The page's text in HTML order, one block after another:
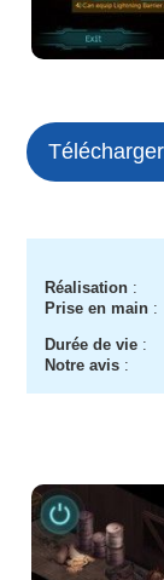
Réalisation :
Prise en main :
Durée de vie :
Notre avis :